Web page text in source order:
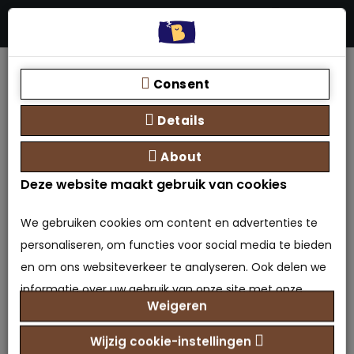
Zoeken
Hoofdbord Continental -
Sawana 21
Geef beoordeling
Model: HB-9501598183584
Beschikbaarheid: Op voorraad
€229,00
Consent
Details
About
Deze website maakt gebruik van cookies
We gebruiken cookies om content en advertenties te
personaliseren, om functies voor social media te bieden
en om ons websiteverkeer te analyseren. Ook delen we
informatie over uw gebruik van onze site met onze
partners voor social media, adverteren en analyse. Deze
partners kunnen deze gegevens combineren met
Weigeren
Wijzig cookie-instellingen